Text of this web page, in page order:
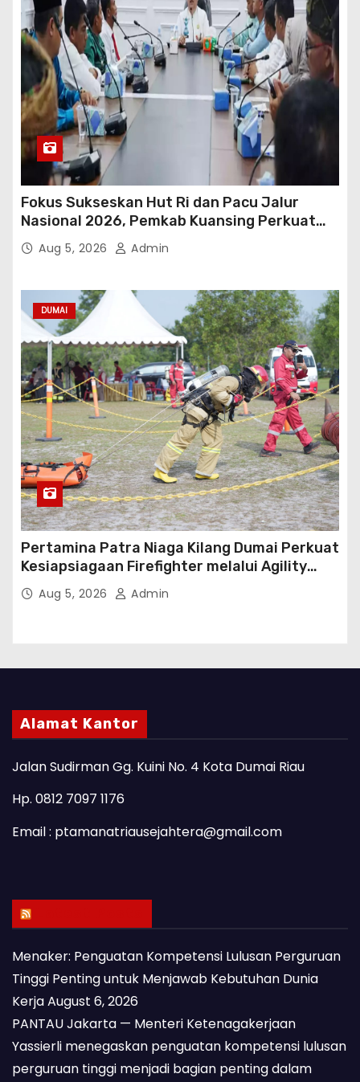
Fokus Sukseskan Hut Ri dan Pacu Jalur
Nasional 2026, Pemkab Kuansing Perkuat
Sinergi Antarwilayah
Aug 5, 2026 Admin
DUMAI
Pertamina Patra Niaga Kilang Dumai Perkuat
Kesiapsiagaan Firefighter melalui Agility
TestAug 5, 2026 Admin
Alamat Kantor
Jalan Sudirman Gg. Kuini No. 4 Kota Dumai Riau
Hp. 0812 7097 1176
Email : ptamanatriausejahtera@gmail.com
Menaker: Penguatan Kompetensi Lulusan Perguruan
Tinggi Penting untuk Menjawab Kebutuhan Dunia
KerjaAugust 6, 2026
PANTAU Jakarta — Menteri Ketenagakerjaan
Yassierli menegaskan penguatan kompetensi lulusan
perguruan tinggi menjadi bagian penting dalam